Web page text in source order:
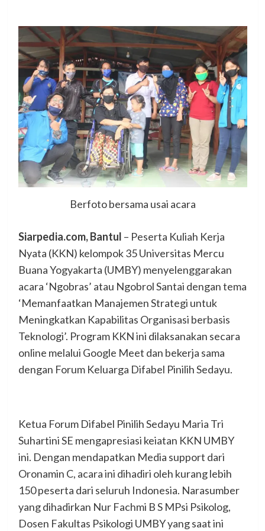
Berfoto bersama usai acara
Siarpedia.com, Bantul – Peserta Kuliah Kerja
Nyata (KKN) kelompok 35 Universitas Mercu
Buana Yogyakarta (UMBY) menyelenggarakan
acara ‘Ngobras’ atau Ngobrol Santai dengan tema
‘Memanfaatkan Manajemen Strategi untuk
Meningkatkan Kapabilitas Organisasi berbasis
Teknologi’. Program KKN ini dilaksanakan secara
online melalui Google Meet dan bekerja sama
dengan Forum Keluarga Difabel Pinilih Sedayu.
Ketua Forum Difabel Pinilih Sedayu Maria Tri
Suhartini SE mengapresiasi keiatan KKN UMBY
ini. Dengan mendapatkan Media support dari
Oronamin C, acara ini dihadiri oleh kurang lebih
150 peserta dari seluruh Indonesia. Narasumber
yang dihadirkan Nur Fachmi B S MPsi Psikolog,
Dosen Fakultas Psikologi UMBY yang saat ini